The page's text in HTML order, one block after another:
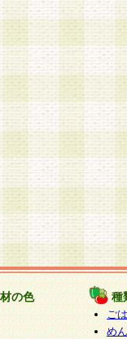
の色 種
ご
めん